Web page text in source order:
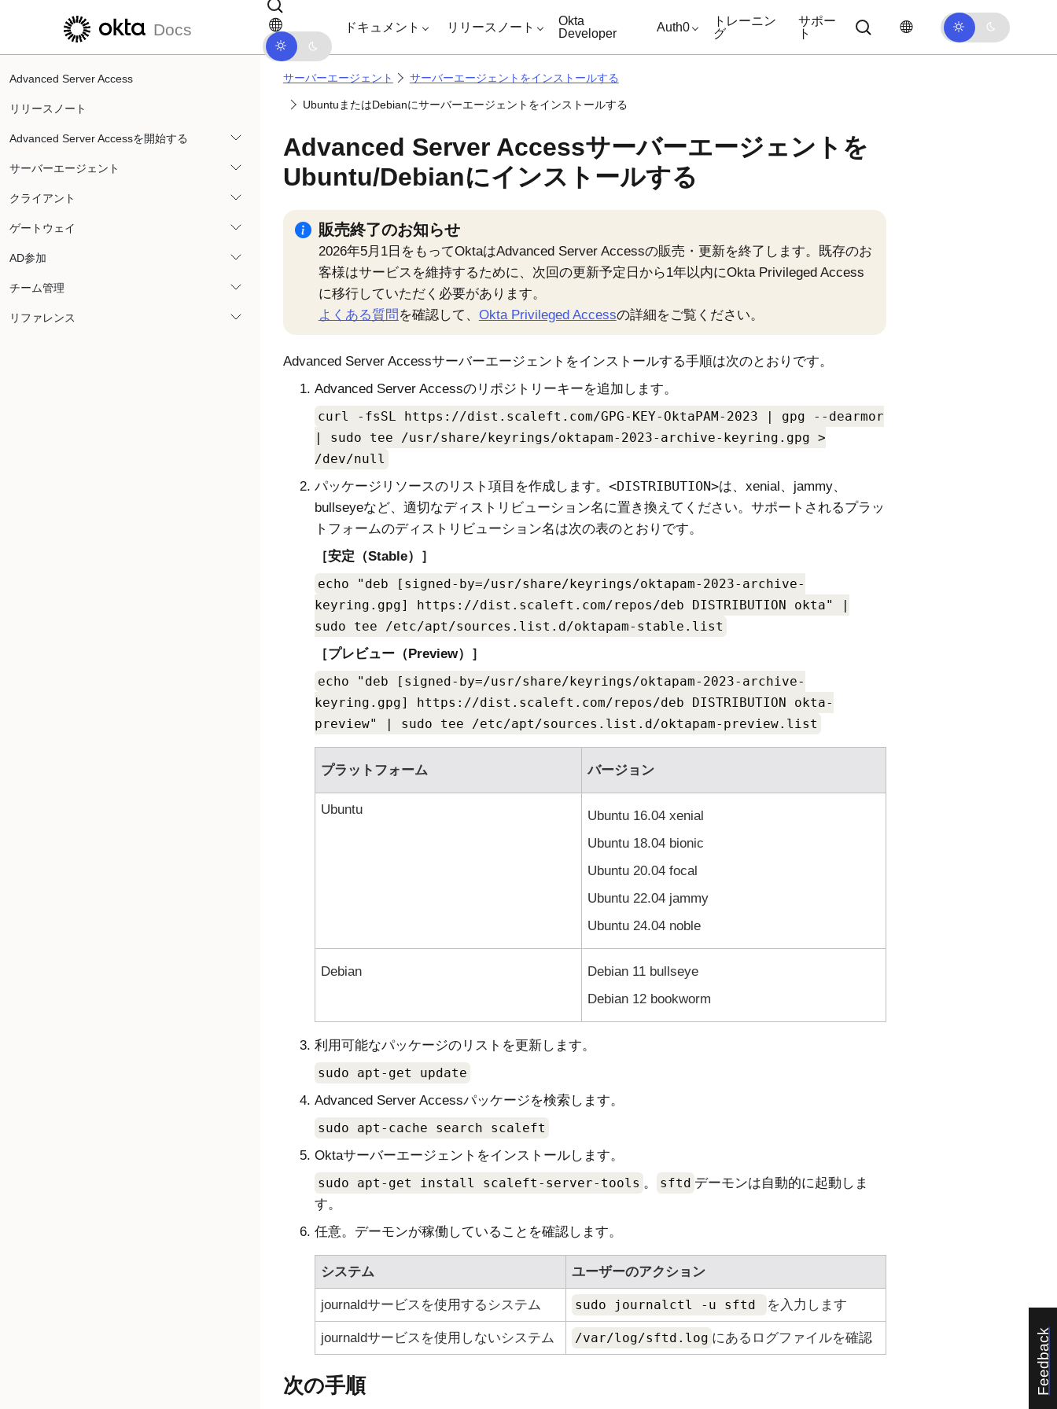
メインコンテンツにスキップ ドキュメントナビゲーションにスキップ
Docs ドキュメント リリースノート
Okta
Developer
Auth0
トレーニン
グ
サポー
ト
Feedback
Advanced Server Access
リリースノート
Advanced Server Accessを開始する
サーバーエージェント
クライアント
ゲートウェイ
AD参加
チーム管理
リファレンス
サーバーエージェント サーバーエージェントをインストールする
UbuntuまたはDebianにサーバーエージェントをインストールする
Advanced Server Accessサーバーエージェントを
Ubuntu/Debianにインストールする
販売終了のお知らせ
2026年5月1日をもってOktaはAdvanced Server Accessの販売・更新を終了します。既存のお
客様はサービスを維持するために、次回の更新予定日から1年以内にOkta Privileged Access
に移行していただく必要があります。
よくある質問 を確認して、 Okta Privileged Accessの詳細をご覧ください。
Advanced Server Accessサーバーエージェントをインストールする手順は次のとおりです。
Advanced Server Accessのリポジトリーキーを追加します。
curl -fsSL https://dist.scaleft.com/GPG-KEY-OktaPAM-2023 | gpg --dearmor
| sudo tee /usr/share/keyrings/oktapam-2023-archive-keyring.gpg >
/dev/null
パッケージリソースのリスト項目を作成します。
DISTRIBUTION は、xenial、jammy、
bullseyeなど、適切なディストリビューション名に置き換えてください。サポートされるプラッ
トフォームのディストリビューション名は次の表のとおりです。
安定（Stable）
echo "deb [signed-by=/usr/share/keyrings/oktapam-2023-archive-
keyring.gpg] https://dist.scaleft.com/repos/deb DISTRIBUTION okta" |
sudo tee /etc/apt/sources.list.d/oktapam-stable.list
プレビュー（Preview）
echo "deb [signed-by=/usr/share/keyrings/oktapam-2023-archive-
keyring.gpg] https://dist.scaleft.com/repos/deb DISTRIBUTION okta-
preview" | sudo tee /etc/apt/sources.list.d/oktapam-preview.list
プラットフォーム バージョン
Ubuntu
Ubuntu 16.04 xenial
Ubuntu 18.04 bionic
Ubuntu 20.04 focal
Ubuntu 22.04 jammy
Ubuntu 24.04 noble
Debian
Debian 11 bullseye
Debian 12 bookworm
利用可能なパッケージのリストを更新します。
sudo apt-get update
Advanced Server Accessパッケージを検索します。
sudo apt-cache search scaleft
Oktaサーバーエージェントをインストールします。
sudo apt-get install scaleft-server-tools 。 sftd デーモンは自動的に起動しま
す。
任意。デーモンが稼働していることを確認します。
システム ユーザーのアクション
journaldサービスを使用するシステム sudo journalctl -u sftd を入力します
journaldサービスを使用しないシステム /var/log/sftd.log にあるログファイルを確認
次の手順